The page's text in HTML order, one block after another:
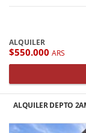
ALQUILER
$550.000 ARS
ALQUILER DEPTO